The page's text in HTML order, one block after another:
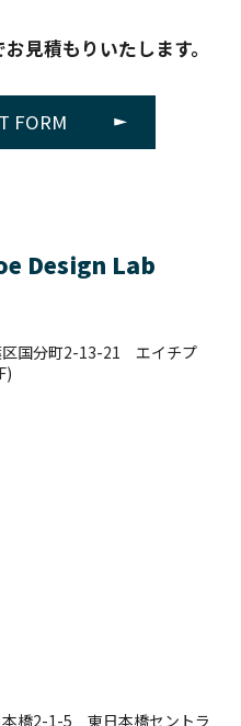
見積もりいたします。
FORM
Design Lab
国分町2-13-21 エイチプ
橋2-1-5 東日本橋セントラ